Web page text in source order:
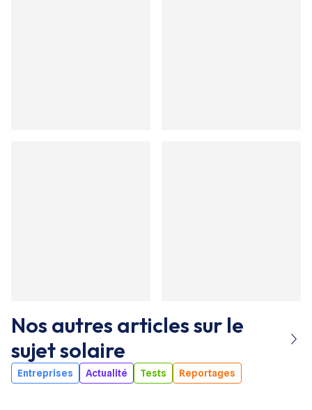
Nos autres articles sur le
sujetsolaire
Entreprises Actualité Tests Reportages